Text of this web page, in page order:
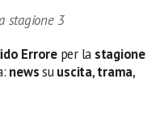
stagione 3
Erroreper la stagione
newssuuscita,trama,